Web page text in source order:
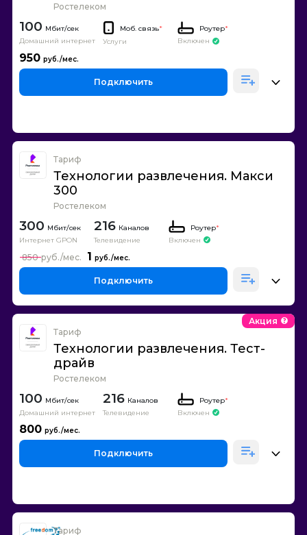
Ростелеком
100
Домашний интернет
Моб. связь*
Услуги
Роутер*
Включен
950
Подключить
Тариф
Технологии развлечения. Макси
300
Ростелеком
300
Интернет GPON
216 Каналов
Телевидение
Роутер*
Включен
1
850
Подключить
Тариф
Технологии развлечения. Тест-
драйв
Ростелеком
Акция
100
Домашний интернет
216 Каналов
Телевидение
Роутер*
Включен
800
Подключить
Тариф